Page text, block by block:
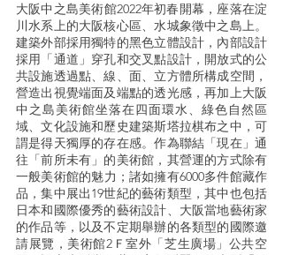
大阪中之島美術館2022年初春開幕，座落在淀
川水系上的大阪核心區、水城象徵中之島上。
建築外部採用獨特的黑色立體設計，內部設計
採用「通道」穿孔和交叉點設計，開放式的公
共設施透過點、線、面、立方體所構成空間，
營造出視覺端面及端點的透光感，再加上大阪
中之島美術館坐落在四面環水、綠色自然區
域、文化設施和歷史建築斯塔拉棋布之中，可
謂是得天獨厚的存在感。作為聯結「現在」通
往「前所未有」的美術館，其營運的方式除有
一般美術館的魅力；諸如擁有6000多件館藏作
品，集中展出19世紀的藝術類型，其中也包括
日本和國際優秀的藝術設計、大阪當地藝術家
的作品等，以及不定期舉辦的各類型的國際邀
請展覽，美術館2Ｆ室外「芝生廣場」公共空